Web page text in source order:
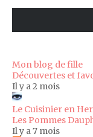
Mon blog de fille
Découvertes et
Il y a 2 mois
Le Cuisinier en
Les Pommes
Il y a 7 mois